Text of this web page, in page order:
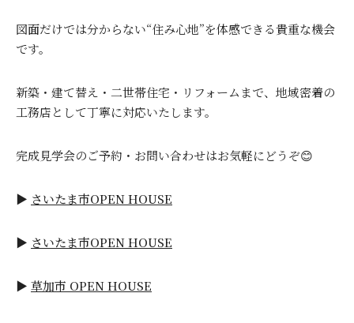
図面だけでは分からない“住み心地”を体感できる貴重な機会
です。
新築・建て替え・二世帯住宅・リフォームまで、地域密着の
工務店として丁寧に対応いたします。
完成見学会のご予約・お問い合わせはお気軽にどうぞ😊
▶ さいたま市OPEN HOUSE
▶ さいたま市OPEN HOUSE
▶ 草加市 OPEN HOUSE